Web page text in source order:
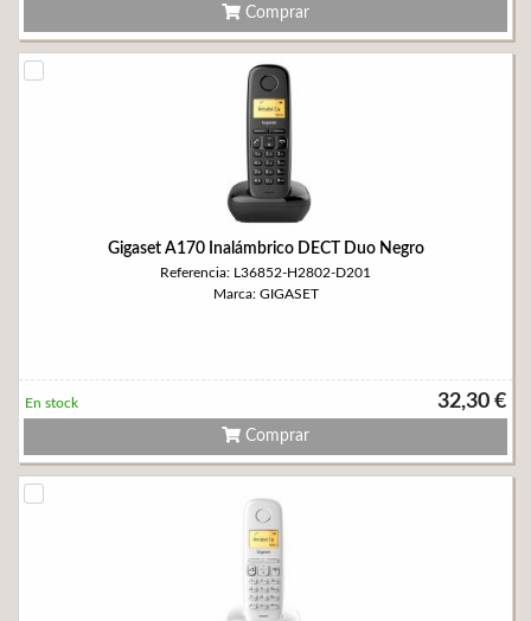
Comprar
Gigaset A170 Inalámbrico DECT Duo Negro
Referencia: L36852-H2802-D201
Marca: GIGASET
32,30 €
En stock
Comprar